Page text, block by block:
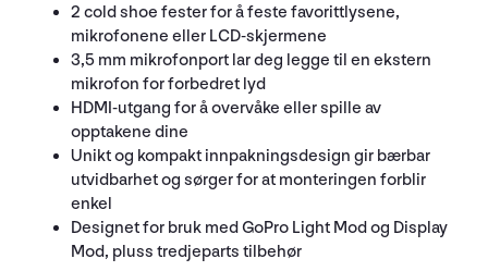
2 cold shoe fester for å feste favorittlysene,
mikrofonene eller LCD-skjermene
3,5 mm mikrofonport lar deg legge til en ekstern
mikrofon for forbedret lyd
HDMI-utgang for å overvåke eller spille av
opptakene dine
Unikt og kompakt innpakningsdesign gir bærbar
utvidbarhet og sørger for at monteringen forblir
enkel
Designet for bruk med GoPro Light Mod og Display
Mod, pluss tredjeparts tilbehør